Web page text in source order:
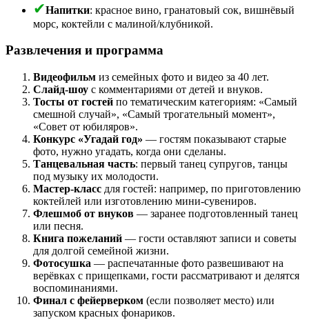
Напитки: красное вино, гранатовый сок, вишнёвый
морс, коктейли с малиной/клубникой.
Развлечения и программа
Видеофильм из семейных фото и видео за 40 лет.
Слайд‑шоу с комментариями от детей и внуков.
Тосты от гостей по тематическим категориям: «Самый
смешной случай», «Самый трогательный момент»,
«Совет от юбиляров».
Конкурс «Угадай год» — гостям показывают старые
фото, нужно угадать, когда они сделаны.
Танцевальная часть: первый танец супругов, танцы
под музыку их молодости.
Мастер‑класс для гостей: например, по приготовлению
коктейлей или изготовлению мини‑сувениров.
Флешмоб от внуков — заранее подготовленный танец
или песня.
Книга пожеланий — гости оставляют записи и советы
для долгой семейной жизни.
Фотосушка — распечатанные фото развешивают на
верёвках с прищепками, гости рассматривают и делятся
воспоминаниями.
Финал с фейерверком (если позволяет место) или
запуском красных фонариков.